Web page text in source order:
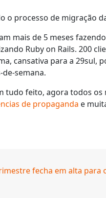
o processo de migração
mais de 5 meses
Ruby on Rails. 200
cansativa para a 29sul,
de-semana.
tudo feito, agora todos os
de propaganda e
fecha em alta para